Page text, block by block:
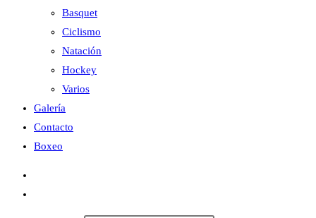
Basquet
Ciclismo
Natación
Hockey
Varios
Galería
Contacto
Boxeo